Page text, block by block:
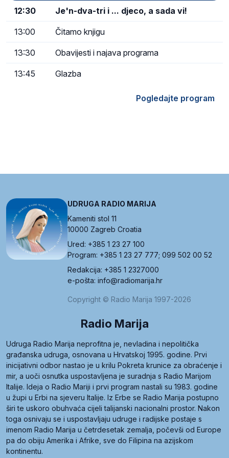
12:30 Je'n-dva-tri i ... djeco, a sada vi!
13:00 Čitamo knjigu
13:30 Obavijesti i najava programa
13:45 Glazba
Pogledajte program
UDRUGA RADIO MARIJA
Kameniti stol 11
10000 Zagreb Croatia
Ured: +385 1 23 27 100
Program: +385 1 23 27 777; 099 502 00 52
Redakcija: +385 1 2327000
e-pošta: info@radiomarija.hr
Copyright © Radio Marija 1997-2026
Radio Marija
Udruga Radio Marija neprofitna je, nevladina i nepolitička
građanska udruga, osnovana u Hrvatskoj 1995. godine. Prvi
inicijativni odbor nastao je u krilu Pokreta krunice za obraćenje i
mir, a uoči osnutka uspostavljena je suradnja s Radio Marijom
Italije. Ideja o Radio Mariji i prvi program nastali su 1983. godine
u župi u Erbi na sjeveru Italije. Iz Erbe se Radio Marija postupno
širi te uskoro obuhvaća cijeli talijanski nacionalni prostor. Nakon
toga osnivaju se i uspostavljaju udruge i radijske postaje s
imenom Radio Marija u četrdesetak zemalja, počevši od Europe
pa do obiju Amerika i Afrike, sve do Filipina na azijskom
kontinentu.